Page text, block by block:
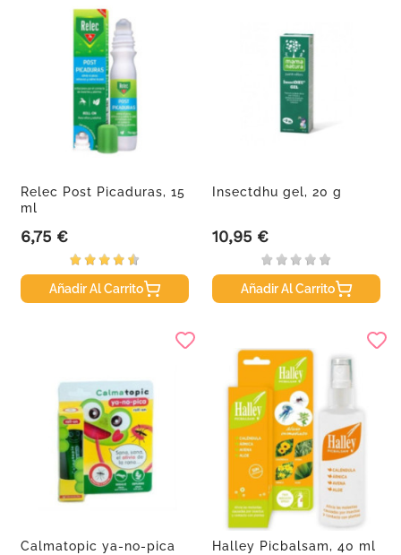
Relec Post Picaduras, 15
ml
Precio
6,75 €
Añadir Al Carrito
Insectdhu gel, 20 g
Precio
10,95 €
Añadir Al Carrito
Calmatopic ya-no-pica
Halley Picbalsam, 40 ml